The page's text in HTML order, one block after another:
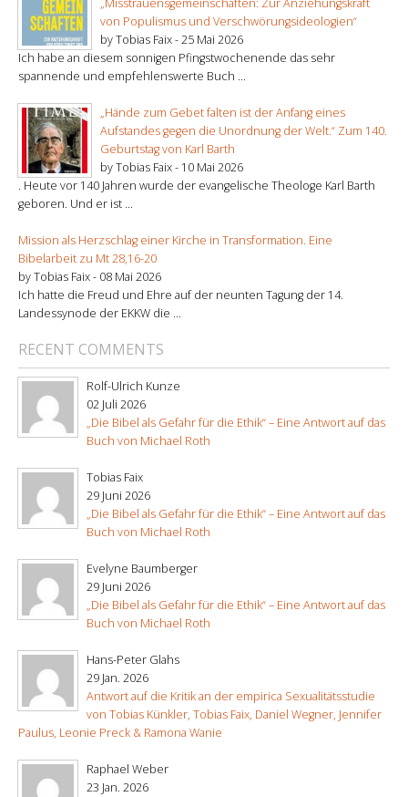
„Misstrauensgemeinschaften: Zur Anziehungskraft
von Populismus und Verschwörungsideologien“
by Tobias Faix -25 Mai 2026
Ich habe an diesem sonnigen Pfingstwochenende das sehr
spannende und empfehlenswerte Buch ...
„Hände zum Gebet falten ist der Anfang eines
Aufstandes gegen die Unordnung der Welt.“ Zum 140.
Geburtstag von Karl Barth
by Tobias Faix - 10 Mai 2026
. Heute vor 140 Jahren wurde der evangelische Theologe Karl Barth
geboren. Und er ist ...
Mission als Herzschlag einer Kirche in Transformation. Eine
Bibelarbeit zu Mt 28,16-20
by Tobias Faix - 08 Mai 2026
Ich hatte die Freud und Ehre auf der neunten Tagung der 14.
Landessynode der EKKW die ...
RECENT COMMENTS
Rolf-Ulrich Kunze
02 Juli 2026
„Die Bibel als Gefahr für die Ethik“ – Eine Antwort auf das
Buch von Michael Roth
Tobias Faix
29 Juni 2026
„Die Bibel als Gefahr für die Ethik“ – Eine Antwort auf das
Buch von Michael Roth
Evelyne Baumberger
29 Juni 2026
„Die Bibel als Gefahr für die Ethik“ – Eine Antwort auf das
Buch von Michael Roth
Hans-Peter Glahs
29 Jan. 2026
Antwort auf die Kritik an der empirica Sexualitätsstudie
von Tobias Künkler, Tobias Faix, Daniel Wegner, Jennifer
Paulus, Leonie Preck & Ramona Wanie
Raphael Weber
23 Jan. 2026